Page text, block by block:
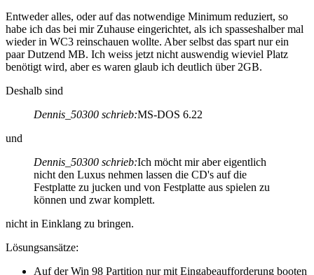
Entweder alles, oder auf das notwendige Minimum reduziert, so
habe ich das bei mir Zuhause eingerichtet, als ich spasseshalber mal
wieder in WC3 reinschauen wollte. Aber selbst das spart nur ein
paar Dutzend MB. Ich weiss jetzt nicht auswendig wieviel Platz
benötigt wird, aber es waren glaub ich deutlich über 2GB.
Deshalb sind
Dennis_50300 schrieb:MS-DOS 6.22
und
Dennis_50300 schrieb:Ich möcht mir aber eigentlich
nicht den Luxus nehmen lassen die CD's auf die
Festplatte zu jucken und von Festplatte aus spielen zu
können und zwar komplett.
nicht in Einklang zu bringen.
Lösungsansätze:
Auf der Win 98 Partition nur mit Eingabeaufforderung booten